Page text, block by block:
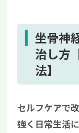
2.3有酸素
3 坐骨神経痛
3.1原因に
4坐骨神経痛
よくある質問
坐骨神
治し方
法】
セルフケアで
強く日常生活